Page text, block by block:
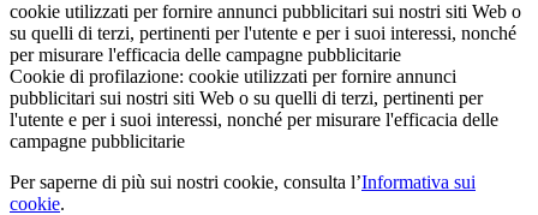
cookie utilizzati per fornire annunci pubblicitari sui nostri siti Web o
su quelli di terzi, pertinenti per l'utente e per i suoi interessi, nonché
per misurare l'efficacia delle campagne pubblicitarie
Cookie di profilazione: cookie utilizzati per fornire annunci
pubblicitari sui nostri siti Web o su quelli di terzi, pertinenti per
l'utente e per i suoi interessi, nonché per misurare l'efficacia delle
campagne pubblicitarie
Per saperne di più sui nostri cookie, consulta l’Informativa sui
cookie.